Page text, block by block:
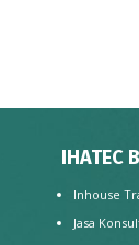
IHATEC
Inhouse
Jasa